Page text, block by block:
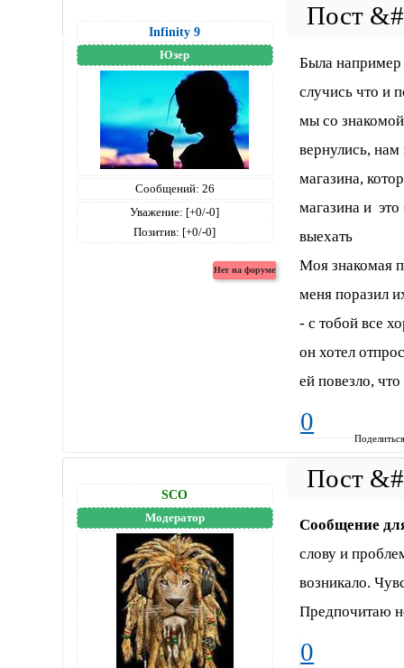
Infinity 9
Юзер
Сообщений: 26
Уважение: [+0/-0]
Позитив: [+0/-0]
Была например
случись что и
мы со
вернулись, нам
магазина,
магазина и
выехать
Моя знакомая
меня поразил
- с тобой все
он хотел
ей повезло,
0
SCO
Модератор
Сообщение
слову и
возникало.
Предпочитаю
0